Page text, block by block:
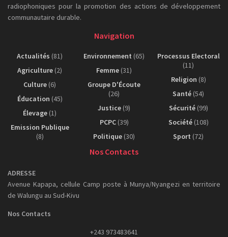
radiophoniques pour la promotion des actions de développement
communautaire durable.
Navigation
Actualités (81)
Agriculture (2)
Culture (6)
Éducation (45)
Élevage (1)
Emission Publique
(8)
Environnement (65)
Femme (31)
Groupe D'Écoute
(26)
Justice (9)
PCPC(39)
Politique (30)
Processus Electoral
(11)
Religion (8)
Santé (54)
Sécurité(99)
Société(108)
Sport (72)
Nos Contacts
ADRESSE
Avenue Kapapa, cellule Camp poste à Munya/Nyangezi en territoire
de Walungu au Sud-Kivu
Nos Contacts
+243 973483641